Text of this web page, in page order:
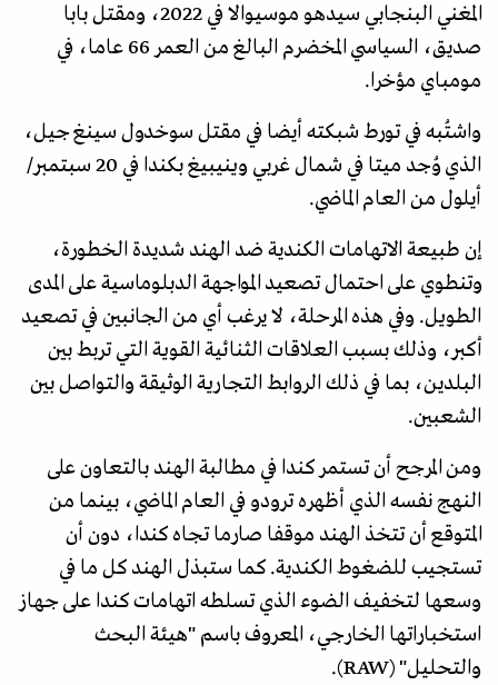
المغني البنجابي سيدهو موسيوالا في 2022، ومقتل بابا
صديق، السياسي المخضرم البالغ من العمر 66 عاما، في
مومباي مؤخرا.
واشتُبه في تورط شبكته أيضا في مقتل سوخدول سينغ جيل،
الذي وُجد ميتا في شمال غربي وينيبيغ بكندا في 20 سبتمبر/
أيلول من العام الماضي.
إن طبيعة الاتهامات الكندية ضد الهند شديدة الخطورة،
وتنطوي على احتمال تصعيد المواجهة الدبلوماسية على المدى
الطويل. وفي هذه المرحلة، لا يرغب أي من الجانبين في تصعيد
أكبر، وذلك بسبب العلاقات الثنائية القوية التي تربط بين
البلدين، بما في ذلك الروابط التجارية الوثيقة والتواصل بين
الشعبين.
ومن المرجح أن تستمر كندا في مطالبة الهند بالتعاون على
النهج نفسه الذي أظهره ترودو في العام الماضي، بينما من
المتوقع أن تتخذ الهند موقفا صارما تجاه كندا، دون أن
تستجيب للضغوط الكندية. كما ستبذل الهند كل ما في
وسعها لتخفيف الضوء الذي تسلطه اتهامات كندا على جهاز
استخباراتها الخارجي، المعروف باسم "هيئة البحث
والتحليل" (RAW).